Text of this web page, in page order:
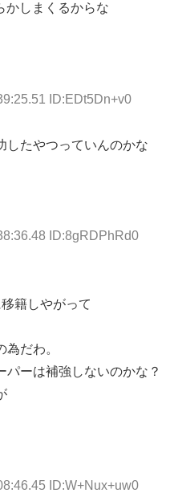
かしまくるからな
ID:EDt5Dn+v0
したやつっていんのかな
ID:8gRDPhRd0
籍しやがって
だわ。
パーは補強しないのかな？
ID:W+Nux+uw0